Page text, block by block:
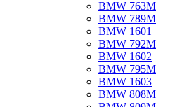
BMW 763M
BMW 789M
BMW 1601
BMW 792M
BMW 1602
BMW 795M
BMW 1603
BMW 808M